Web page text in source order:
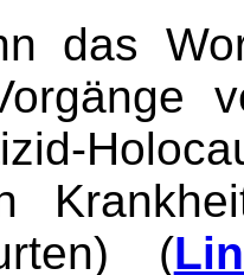
das
(